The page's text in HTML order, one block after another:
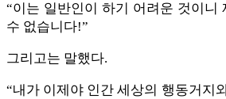
“이는 일반인이 하기 어려운 것이니
수 없습니다!”
그리고는 말했다.
“내가 이제야 인간 세상의 행동거지